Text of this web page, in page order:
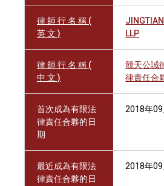
律 師 行 名 稱 (
英 文 )
LLP
律 師 行 名 稱 (
中 文 )
競天公誠
律責任合
首次成為有限法
律責任合夥的日
期
2018年09
最近成為有限法
律責任合夥的日
2018年09